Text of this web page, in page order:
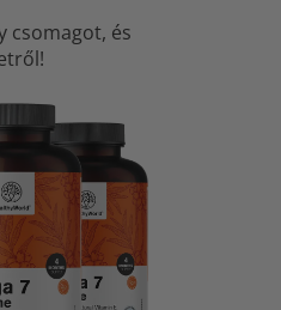
csomagot, és